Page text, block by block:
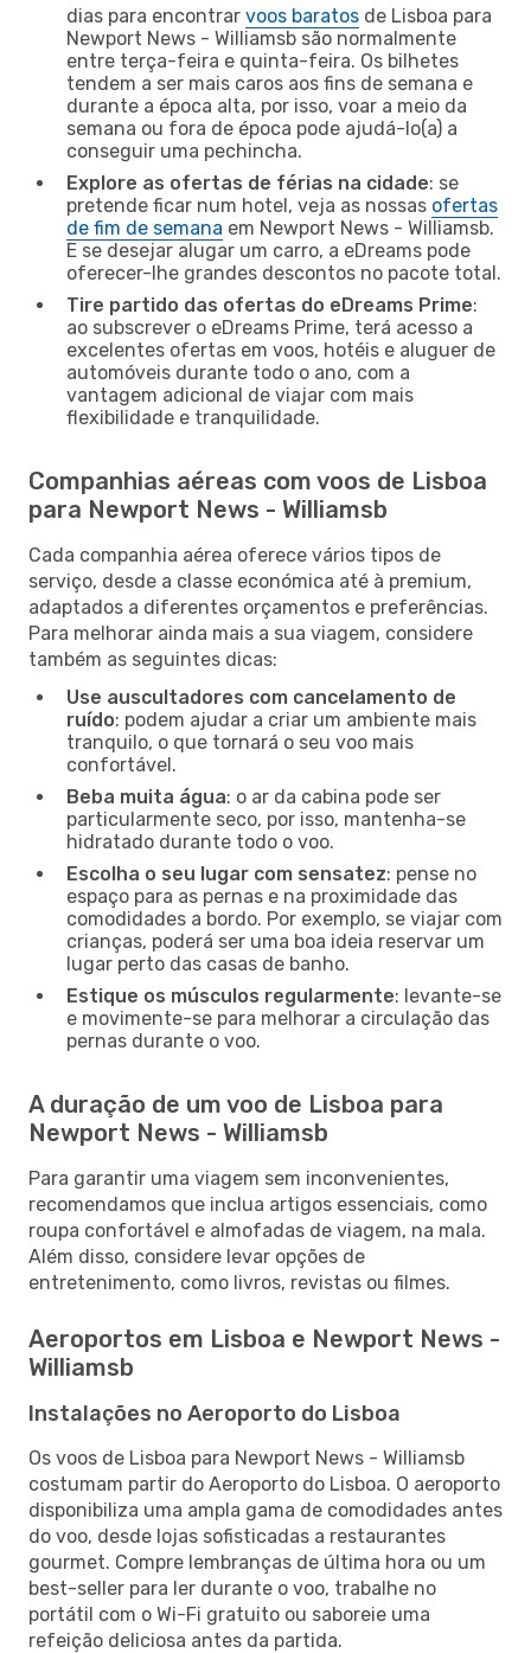
dias para encontrar voos baratos de Lisboa para
Newport News - Williamsb são normalmente
entre terça-feira e quinta-feira. Os bilhetes
tendem a ser mais caros aos fins de semana e
durante a época alta, por isso, voar a meio da
semana ou fora de época pode ajudá-lo(a) a
conseguir uma pechincha.
Explore as ofertas de férias na cidade: se
pretende ficar num hotel, veja as nossas ofertas
de fim de semana em Newport News - Williamsb.
E se desejar alugar um carro, a eDreams pode
oferecer-lhe grandes descontos no pacote total.
Tire partido das ofertas do eDreams Prime:
ao subscrever o eDreams Prime, terá acesso a
excelentes ofertas em voos, hotéis e aluguer de
automóveis durante todo o ano, com a
vantagem adicional de viajar com mais
flexibilidade e tranquilidade.
Companhias aéreas com voos de Lisboa
para Newport News - Williamsb
Cada companhia aérea oferece vários tipos de
serviço, desde a classe económica até à premium,
adaptados a diferentes orçamentos e preferências.
Para melhorar ainda mais a sua viagem, considere
também as seguintes dicas:
Use auscultadores com cancelamento de
ruído: podem ajudar a criar um ambiente mais
tranquilo, o que tornará o seu voo mais
confortável.
Beba muita água: o ar da cabina pode ser
particularmente seco, por isso, mantenha-se
hidratado durante todo o voo.
Escolha o seu lugar com sensatez: pense no
espaço para as pernas e na proximidade das
comodidades a bordo. Por exemplo, se viajar com
crianças, poderá ser uma boa ideia reservar um
lugar perto das casas de banho.
Estique os músculos regularmente: levante-se
e movimente-se para melhorar a circulação das
pernas durante o voo.
A duração de um voo de Lisboa para
Newport News - Williamsb
Para garantir uma viagem sem inconvenientes,
recomendamos que inclua artigos essenciais, como
roupa confortável e almofadas de viagem, na mala.
Além disso, considere levar opções de
entretenimento, como livros, revistas ou filmes.
Aeroportos em Lisboa e Newport News -
Williamsb
Instalações no Aeroporto do Lisboa
Os voos de Lisboa para Newport News - Williamsb
costumam partir do Aeroporto do Lisboa. O aeroporto
disponibiliza uma ampla gama de comodidades antes
do voo, desde lojas sofisticadas a restaurantes
gourmet. Compre lembranças de última hora ou um
best-seller para ler durante o voo, trabalhe no
portátil com o Wi-Fi gratuito ou saboreie uma
refeição deliciosa antes da partida.